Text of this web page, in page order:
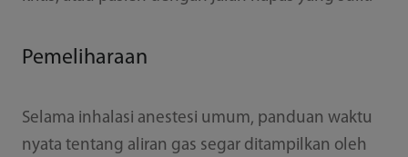
Pemeliharaan
Selama inhalasi anestesi umum, panduan waktu
nyata tentang aliran gas segar ditampilkan oleh